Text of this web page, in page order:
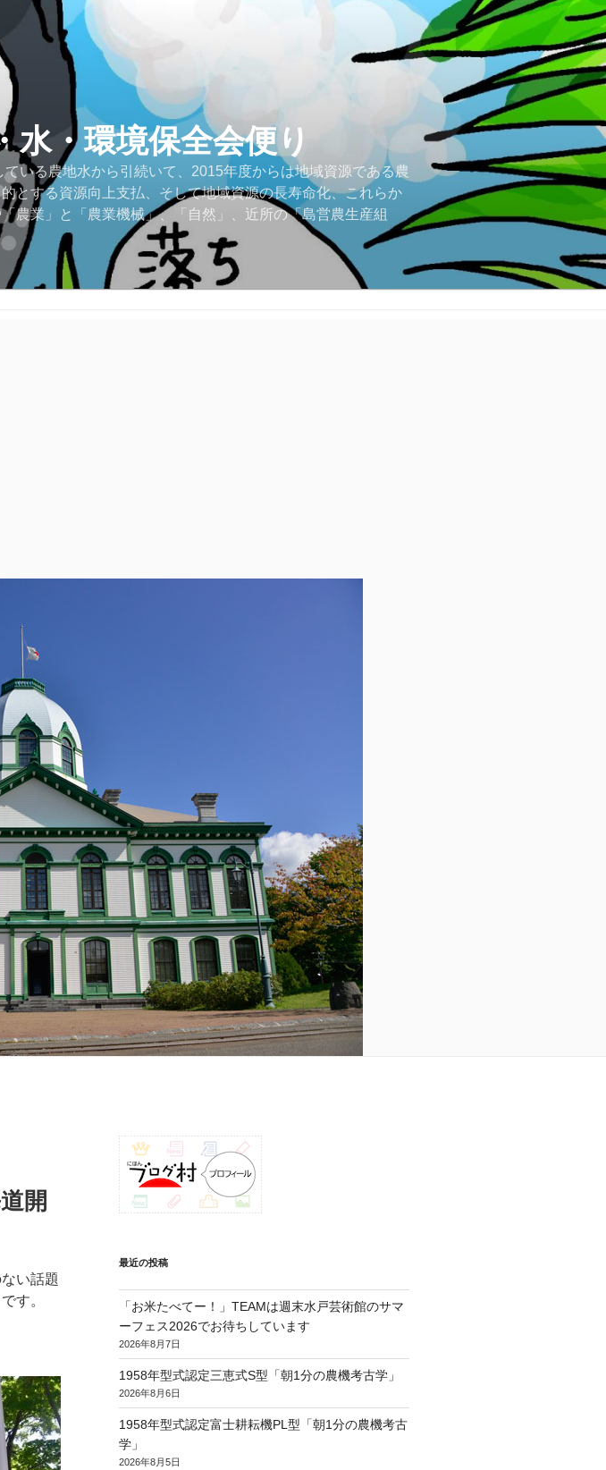
水・環境保全会便り
いる農地水から引続いて、2015年度からは地域資源である農
とする資源向上支払、そして地域資源の長寿命化、これらか
農業」と「農業機械」、「自然」、近所の「島営農生産組
開
い話題
す。
最近の投稿
「お米たべてー！」TEAMは週末水戸芸術館のサマ
ーフェス2026でお待ちしています
2026年8月7日
1958年型式認定三恵式S型「朝1分の農機考古学」
2026年8月6日
1958年型式認定富士耕耘機PL型「朝1分の農機考古
学」
2026年8月5日